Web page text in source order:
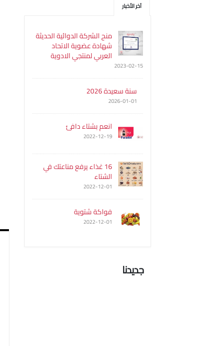
آخر الأخبار
منح الشركة الدوائية الحديثة
شهادة عضوية الاتحاد
العربي لمنتجي الادوية
2023-02-15
سنة سعيدة 2026
2026-01-01
انعم بشتاء دافئ
2022-12-19
16 غذاء يرفع مناعتك في
الشتاء
2022-12-01
فواكة شتوية
2022-12-01
جديدنا